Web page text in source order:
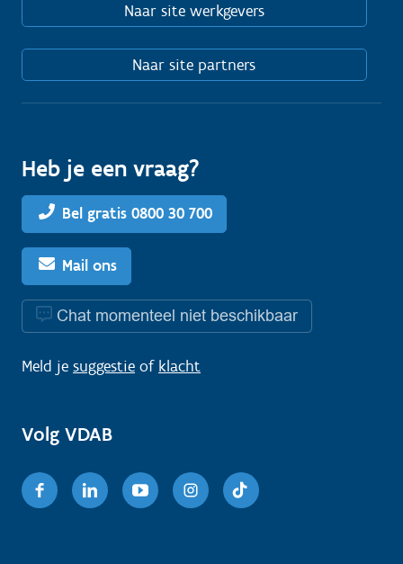
Naar site werkgevers
Naar site partners
Heb je een vraag?
Bel gratis 0800 30 700
Mail ons
Chat momenteel niet beschikbaar
Meld je suggestie of klacht
Volg VDAB
FacebookLinkedinYoutubeInstagram